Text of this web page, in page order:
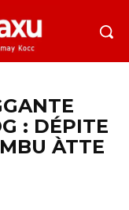
: DÉPITE
ÀTTE